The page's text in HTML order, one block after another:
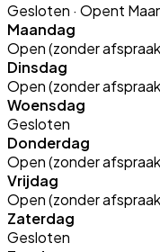
Gesloten · Opent
Maandag
Open (zonder
Dinsdag
Open (zonder
Woensdag
Gesloten
Donderdag
Open (zonder
Vrijdag
Open (zonder
Zaterdag
Gesloten